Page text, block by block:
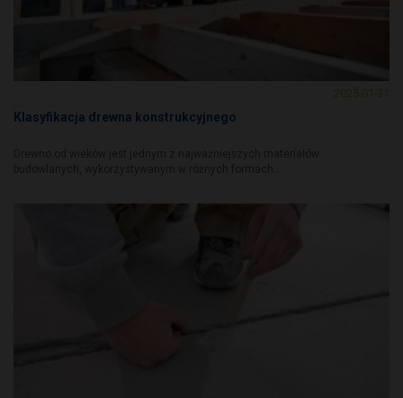
2025-01-31
Klasyfikacja drewna konstrukcyjnego